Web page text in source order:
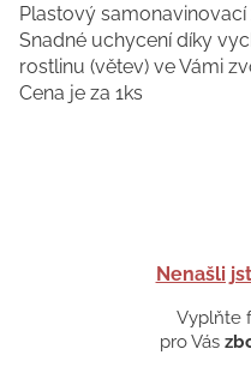
Nenašli
Vyplňte
pro Vás
Plastový samonavinovací
Snadné uchycení díky
rostlinu (větev) ve Vámi
Cena je za 1ks